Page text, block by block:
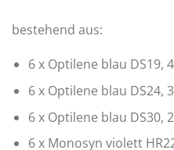
bestehend aus:
6 x Optilene blau DS19,
6 x Optilene blau DS24,
6 x Optilene blau DS30,
6 x Monosyn violett